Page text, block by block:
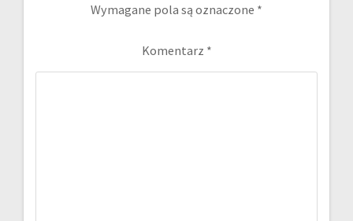
Wymagane pola są oznaczone *
Komentarz *